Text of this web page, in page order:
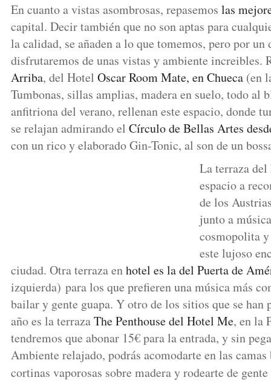
En cuanto a vistas asombrosas, repasemos las
capital. Decir también que no son aptas para
la calidad, se añaden a lo que tomemos, pero por
disfrutaremos de unas vistas y ambiente increibles.
Arriba, del Hotel Oscar Room Mate, en Chueca (en
Tumbonas, sillas amplias, madera en suelo, todo al
anfitriona del verano, rellenan este espacio, donde
se relajan admirando el Círculo de Bellas Artes
con un rico y elaborado Gin-Tonic, al son de un
La terraza del
espacio a
de los
junto a
cosmopolita
este lujoso
ciudad. Otra terraza enhotel es la del Puerta de
izquierda) para los que prefieren una música más
bailar y gente guapa. Y otro de los sitios que se han
año es la terrazaThe Penthouse del Hotel Me, en la
tendremos que abonar 15€ para la entrada, y sin
Ambiente relajado, podrás acomodarte en las
cortinas vaporosas sobre madera y rodearte de